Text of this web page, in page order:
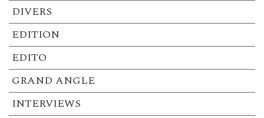
DIVERS
EDITION
EDITO
GRAND ANGLE
INTERVIEWS